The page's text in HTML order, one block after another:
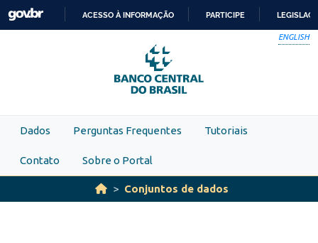
Skip to main content
PARA
O
CONTEÚDO
ACESSO À INFORMAÇÃO PARTICIPE
ENGLISH
Dados Perguntas Frequentes Tutoriais
Contato Sobre o Portal
Conjuntos de dados